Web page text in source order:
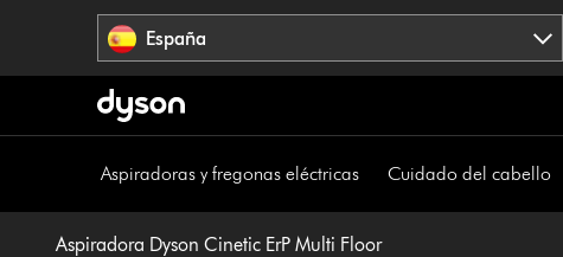
España
Aspiradoras y fregonas eléctricas Cuidado del cabello
Aspiradora Dyson Cinetic ErP Multi Floor